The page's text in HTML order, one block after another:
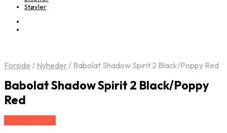
Støvler
Forside / Nyheder/ Babolat Shadow Spirit 2 Black/Poppy Red
Babolat Shadow Spirit 2 Black/Poppy
Red